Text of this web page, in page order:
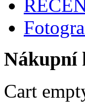
Nákupní
Cart